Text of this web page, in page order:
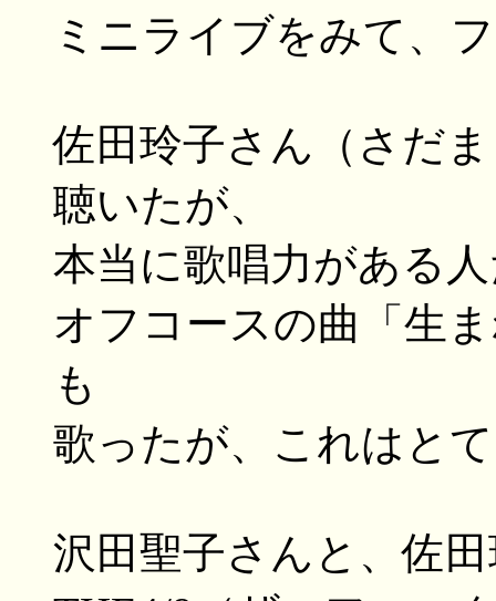
ミニライブをみて、
佐田玲子さん（さだ
聴いたが、
本当に歌唱力がある
オフコースの曲「生
も
歌ったが、これはと
沢田聖子さんと、佐